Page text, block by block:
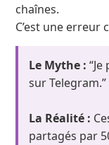
chaînes.
C’est une erreur
Le Mythe :
sur Telegram.”
La Réalité :
partagés par